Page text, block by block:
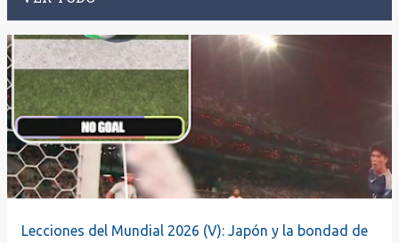
E
n
a
d
a
Lecciones del Mundial 2026 (V): Japón y la bondad de